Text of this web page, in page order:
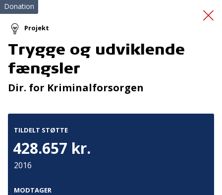
Løbebånd
Donation
Projekt
Trygge og udviklende
fængsler
Dir. for Kriminalforsorgen
TILDELT STØTTE
428.657 kr.
2016
MODTAGER
Tilmeld nyhedsbrev
De seneste nyheder om TrygFondens og TryghedsGruppens